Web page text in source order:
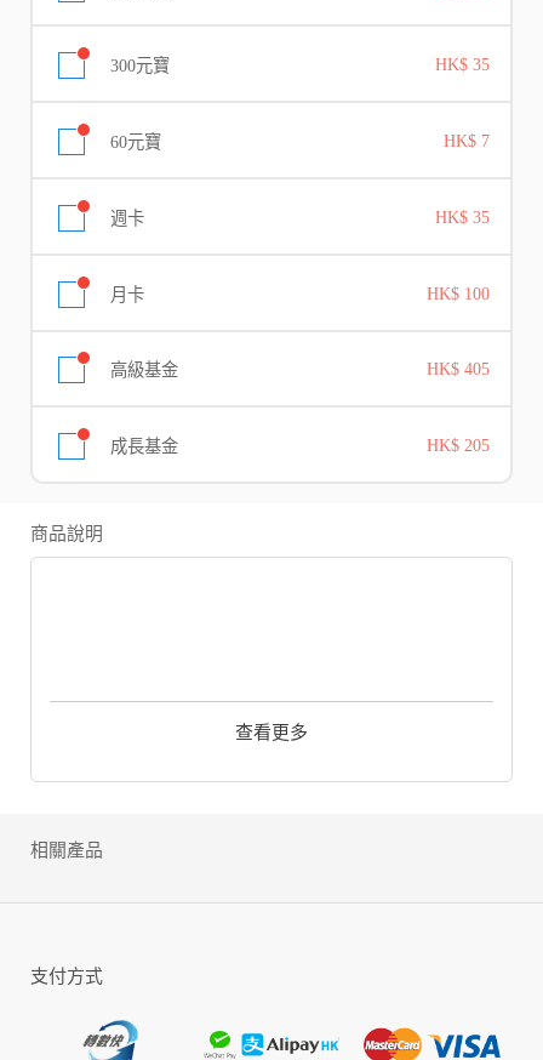
300元寶 HK$ 35
60元寶 HK$ 7
週卡 HK$ 35
月卡 HK$ 100
高級基金 HK$ 405
成長基金 HK$ 205
商品說明
神獸◆不僅是身後的伙伴
7日◆不會是你我的限期
擺脫欲擒故縱的渣男/渣女，與生命中的他/她情定江
查看更多
相關產品
支付方式